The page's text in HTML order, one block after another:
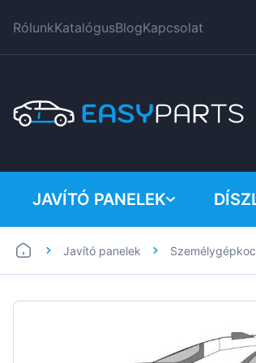
RólunkKatalógusBlogKapcsolat
JAVÍTÓ PANELEK
Furgonok
Javító panelek